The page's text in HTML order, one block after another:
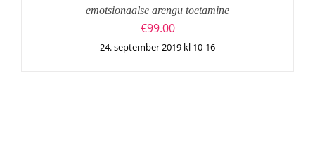
emotsionaalse arengu toetamine
€99.00
24. september 2019 kl 10-16